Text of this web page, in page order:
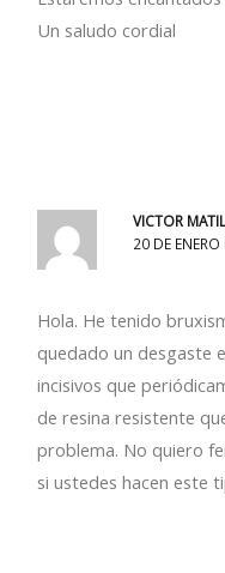
Un saludo cordial
VICTOR
20 DE
Hola. He tenido
quedado un desgaste
incisivos que
de resina resistente
problema. No quiero
si ustedes hacen este